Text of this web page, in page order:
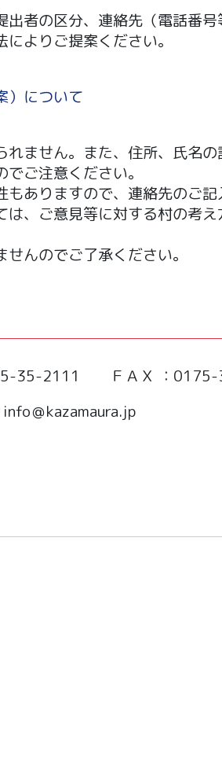
者の区分、連絡先（電話番
よりご提案ください。
）について
れません。また、住所、氏名
ご注意ください。
ありますので、連絡先のご記
は、ご意見等に対する村の考
んのでご了承ください。
35-2111 ＦＡＸ ：0175-